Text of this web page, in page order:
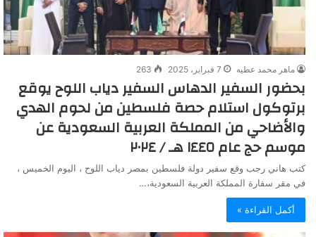
ماهر محمد عطيه 7 فبراير، 2025 263
بحضور السفير الدهاس السفير دياب اللوح يوقع
برتوكول استلام حصة فلسطين من لحوم الهدي
والأضاحي من المملكة العربية السعودية عن
موسم حج عام ١٤٤٥ هـ / ٢٠٢٤
كتب هاني رجب وقع سفير دولة فلسطين بمصر دياب اللوح ، اليوم الخميس ،
في مقر سفارة المملكة العربية السعودية،…
أكمل القراءة »